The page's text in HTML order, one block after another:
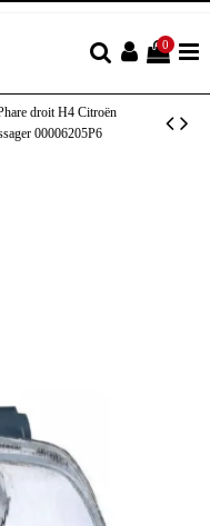
0
droit H4 Citroën
00006205P6